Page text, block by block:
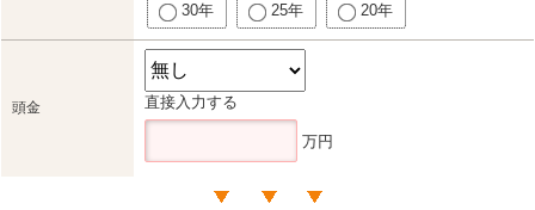
30年 25年 20年
頭金 直接入力する
万円